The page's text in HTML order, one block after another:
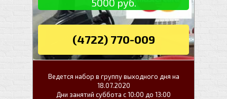
5000 руб.
(4722) 770-009
Ведется набор в группу выходного дня на
18.07.2020
Дни занятий суббота с 10:00 до 13:00